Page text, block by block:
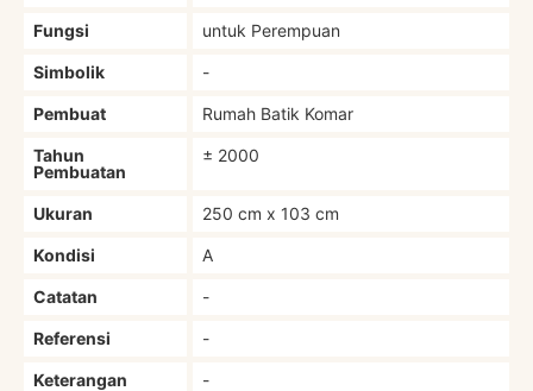
Fungsi untuk Perempuan
Simbolik -
Pembuat Rumah Batik Komar
Tahun
Pembuatan
± 2000
Ukuran 250 cm x 103 cm
Kondisi A
Catatan -
Referensi -
Keterangan -